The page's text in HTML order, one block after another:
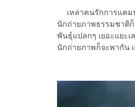
เหล่าคนรักการแคมป์
นักถ่ายภาพธรรมชาติ
พันธุ์แปลกๆ เยอะแยะเ
นักถ่ายภาพก็จะพากัน